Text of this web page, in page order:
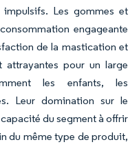
Les gommes et
engageante
de la mastication et
attrayantes pour un large
les enfants, les
Leur domination sur le
du segment à offrir
du même type de produit,